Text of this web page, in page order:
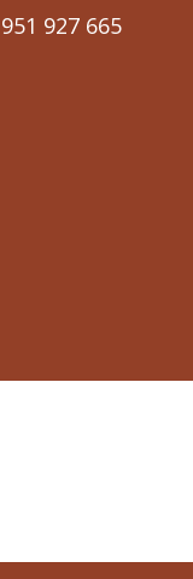
951 927 665